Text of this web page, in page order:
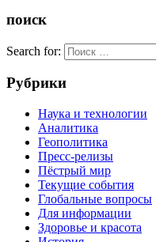
поиск
Search for:
Рубрики
Наука и технологии
Аналитика
Геополитика
Пресс-релизы
Пёстрый мир
Текущие события
Глобальные вопросы
Для информации
Здоровье и красота